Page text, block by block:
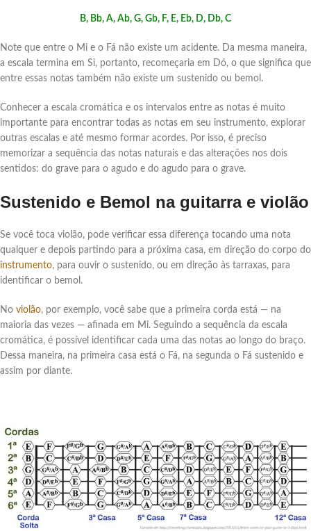
B, Bb, A, Ab, G, Gb, F, E, Eb, D, Db, C
Note que entre o Mi e o Fá não existe um acidente. Da mesma maneira,
a escala termina em Si, portanto, recomeçaria em Dó, o que significa que
entre essas notas também não existe um sustenido ou bemol.
Conhecer a escala cromática e os intervalos entre as notas é muito
importante para encontrar todas as notas em seu instrumento, explorar
outras escalas e até mesmo formar acordes. Por isso, é preciso
memorizar a sequência das notas naturais e das alterações nos dois
sentidos: do grave para o agudo e do agudo para o grave.
Sustenido e Bemol na guitarra e violão
Se você toca violão, pode verificar essa diferença tocando uma nota
qualquer e depois partindo para a próxima casa, em direção do corpo do
instrumento, para ouvir o sustenido, ou em direção às tarraxas, para
identificar o bemol.
No violão, por exemplo, você sabe que a primeira corda está — na
maioria das vezes — afinada em Mi. Seguindo a sequência da escala
cromática, é possível identificar cada uma das notas ao longo do braço.
Dessa maneira, na primeira casa está o Fá, na segunda o Fá sustenido e
assim por diante.